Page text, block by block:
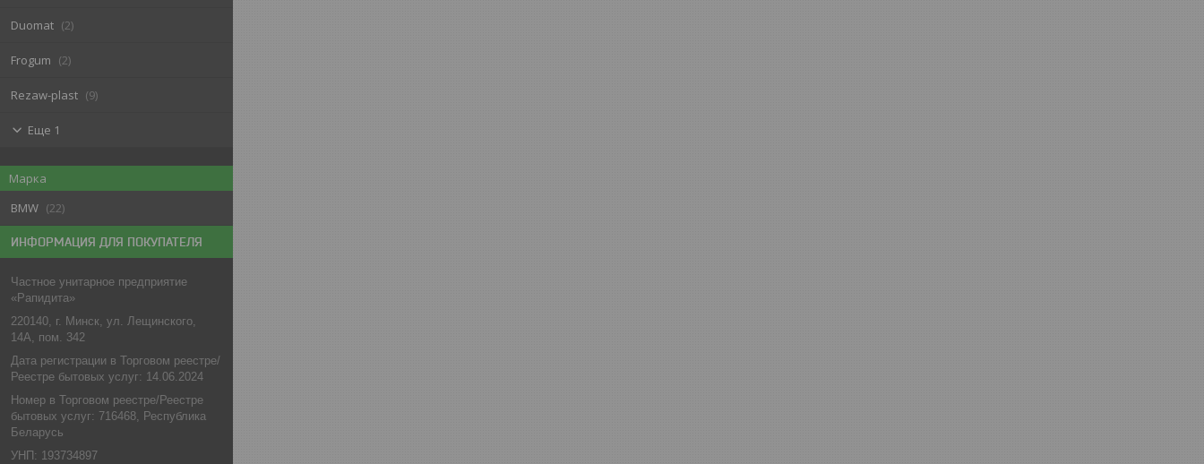
Duomat 2
Frogum 2
Rezaw-plast 9
Еще 1
Марка
BMW
22
ИНФОРМАЦИЯ ДЛЯ ПОКУПАТЕЛЯ
Частное унитарное предприятие
«Рапидита»
220140, г. Минск, ул. Лещинского,
14А, пом. 342
Дата регистрации в Торговом реестре/
Реестре бытовых услуг: 14.06.2024
Номер в Торговом реестре/Реестре
бытовых услуг: 716468, Республика
Беларусь
УНП: 193734897